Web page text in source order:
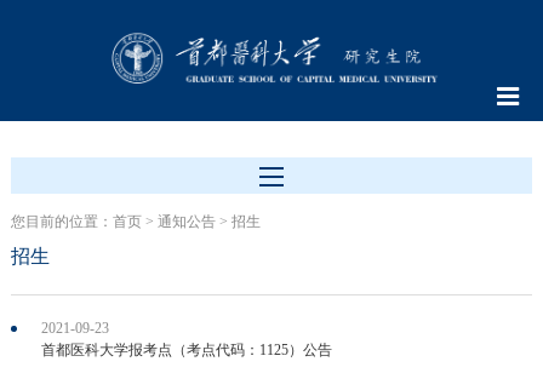
您目前的位置： 首页> 通知公告> 招生
招生
2021-09-23
首都医科大学报考点（考点代码：1125）公告